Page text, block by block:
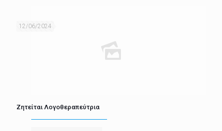
12/06/2024
Ζητείται Λογοθεραπεύτρια